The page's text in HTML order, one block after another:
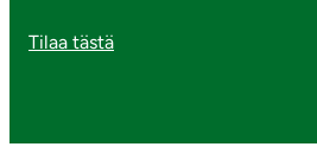
Tilaa tästä